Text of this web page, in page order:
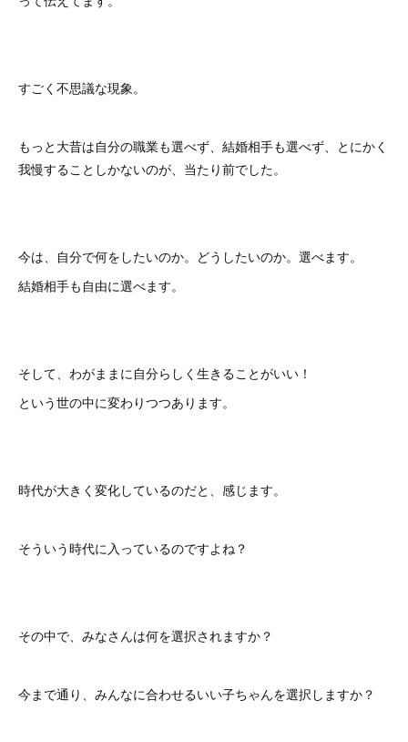
すごく不思議な現象。
もっと大昔は自分の職業も選べず、結婚相手も選べず、とにかく
我慢することしかないのが、当たり前でした。
今は、自分で何をしたいのか。どうしたいのか。選べます。
結婚相手も自由に選べます。
そして、わがままに自分らしく生きることがいい！
という世の中に変わりつつあります。
時代が大きく変化しているのだと、感じます。
そういう時代に入っているのですよね？
その中で、みなさんは何を選択されますか？
今まで通り、みんなに合わせるいい子ちゃんを選択しますか？